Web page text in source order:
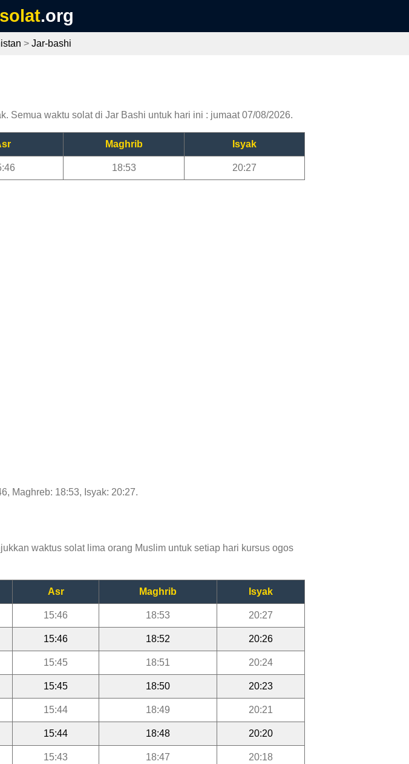
.org
> Jar-bashi
Semua waktu solat di Jar Bashi untuk hari ini : jumaat 07/08/2026.
Maghrib Isyak
18:53 20:27
Maghreb: 18:53, Isyak: 20:27.
waktus solat lima orang Muslim untuk setiap hari kursus ogos
Asr Maghrib Isyak
15:46 18:53 20:27
15:46 18:52 20:26
15:45 18:51 20:24
15:45 18:50 20:23
15:44 18:49 20:21
15:44 18:48 20:20
15:43 18:47 20:18